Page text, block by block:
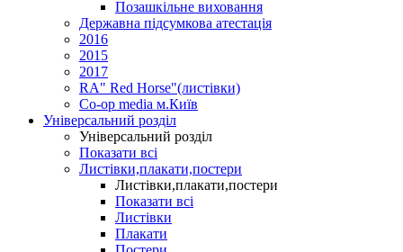
Позашкільне виховання
Державна підсумкова атестація
2016
2015
2017
RA" Red Horse"(листівки)
Co-op media м.Київ
Універсальний розділ
Універсальний розділ
Показати всі
Листівки,плакати,постери
Листівки,плакати,постери
Показати всі
Листівки
Плакати